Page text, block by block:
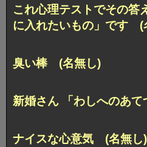
これ心理テストでその答
に入れたいもの」です (
臭い棒 (名無し)
新婚さん 「わしへのあ
ナイスな心意気 (名無し)